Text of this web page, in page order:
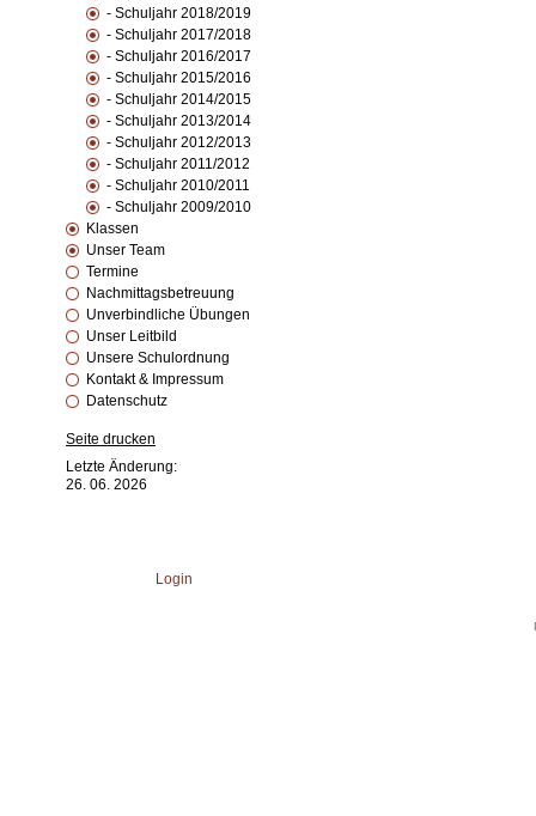
- Schuljahr 2018/2019
- Schuljahr 2017/2018
- Schuljahr 2016/2017
- Schuljahr 2015/2016
- Schuljahr 2014/2015
- Schuljahr 2013/2014
- Schuljahr 2012/2013
- Schuljahr 2011/2012
- Schuljahr 2010/2011
- Schuljahr 2009/2010
Klassen
Unser Team
Termine
Nachmittagsbetreuung
Unverbindliche Übungen
Unser Leitbild
Unsere Schulordnung
Kontakt & Impressum
Datenschutz
Seite drucken
Letzte Änderung:
26. 06. 2026
Login